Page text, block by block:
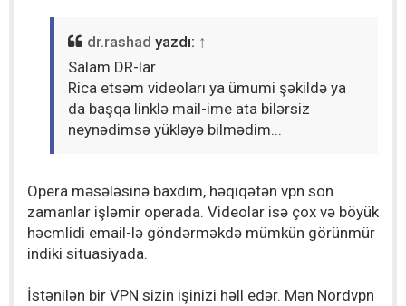
dr.rashad yazdı: ↑
Salam DR-lar
Rica etsəm videoları ya ümumi şəkildə ya
da başqa linklə mail-ime ata bilərsiz
neynədimsə yükləyə bilmədim...
Opera məsələsinə baxdım, həqiqətən vpn son
zamanlar işləmir operada. Videolar isə çox və böyük
həcmlidi email-lə göndərməkdə mümkün görünmür
indiki situasiyada.
İstənilən bir VPN sizin işinizi həll edər. Mən Nordvpn